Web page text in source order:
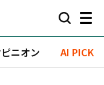
ニオン AI PICK